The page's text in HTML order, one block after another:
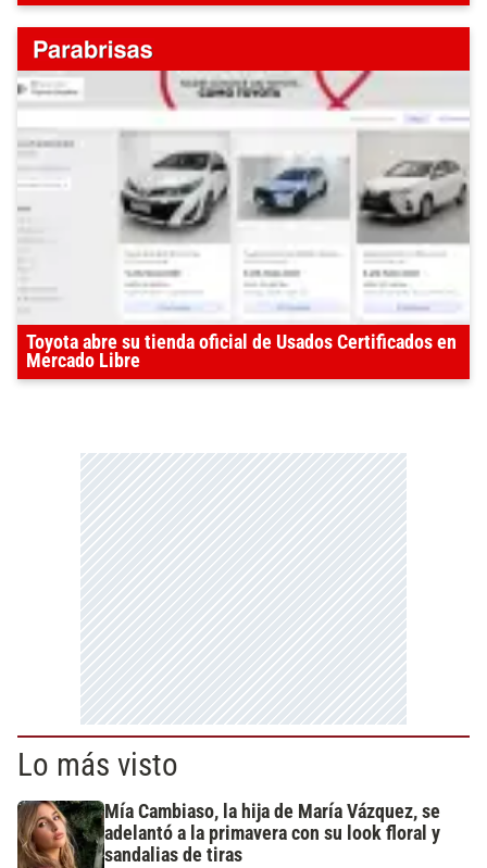
Toyota abre su tienda oficial de Usados Certificados en
Mercado Libre
Lo más visto
Mía Cambiaso, la hija de María Vázquez, se
adelantó a la primavera con su look floral y
sandalias de tiras